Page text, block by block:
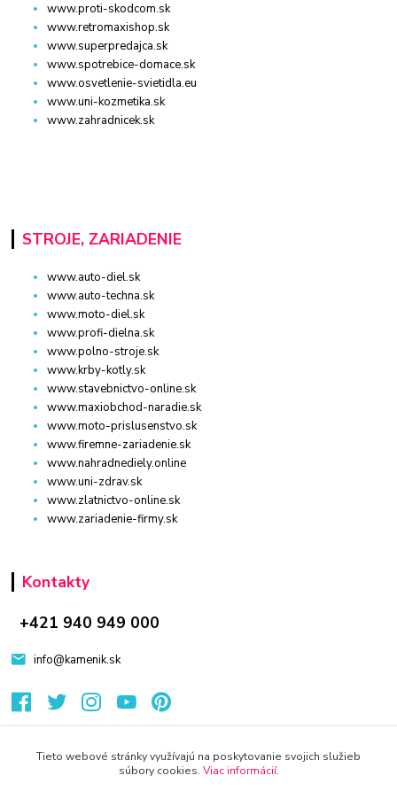
www.proti-skodcom.sk
www.retromaxishop.sk
www.superpredajca.sk
www.spotrebice-domace.sk
www.osvetlenie-svietidla.eu
www.uni-kozmetika.sk
www.zahradnicek.sk
STROJE, ZARIADENIE
www.auto-diel.sk
www.auto-techna.sk
www.moto-diel.sk
www.profi-dielna.sk
www.polno-stroje.sk
www.krby-kotly.sk
www.stavebnictvo-online.sk
www.maxiobchod-naradie.sk
www.moto-prislusenstvo.sk
www.firemne-zariadenie.sk
www.nahradnediely.online
www.uni-zdrav.sk
www.zlatnictvo-online.sk
www.zariadenie-firmy.sk
Kontakty
+421 940 949 000
info@kamenik.sk
Tieto webové stránky využívajú na poskytovanie svojich služieb
súbory cookies. Viac informácií.